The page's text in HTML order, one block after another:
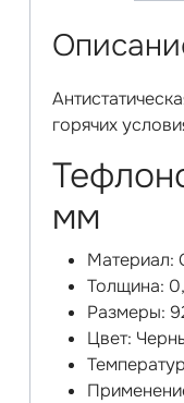
горячих
мм
Материал:
Толщина:
Размеры:
Цвет: